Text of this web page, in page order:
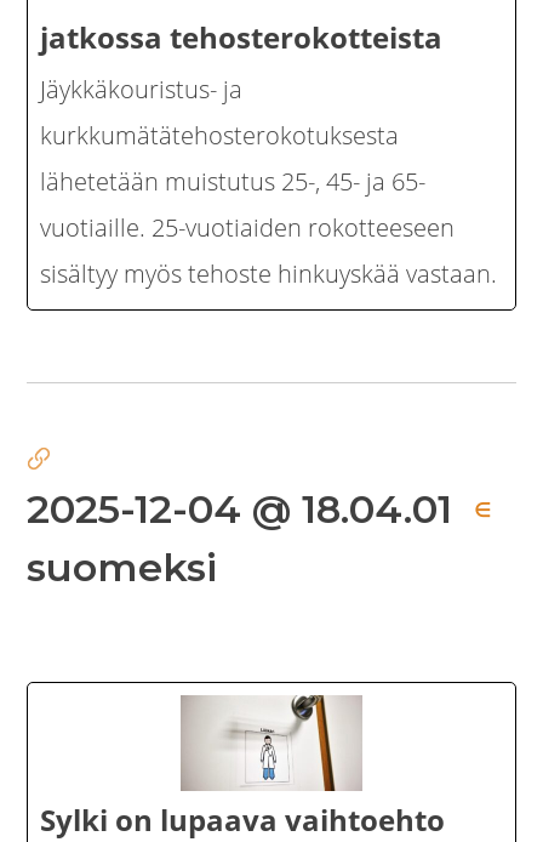
jatkossa tehosterokotteista
Jäykkäkouristus- ja
kurkkumätätehosterokotuksesta
lähetetään muistutus 25-, 45- ja 65-
vuotiaille. 25-vuotiaiden rokotteeseen
sisältyy myös tehoste hinkuyskää vastaan.
2025-12-04 @ 18.04.01 ∈
suomeksi
Sylki on lupaava vaihtoehto